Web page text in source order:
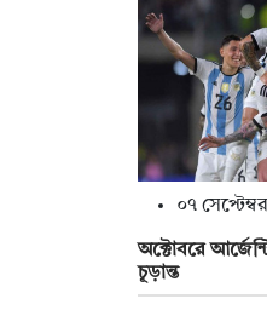
০৭
অক্টোবরে
চূড়ান্ত